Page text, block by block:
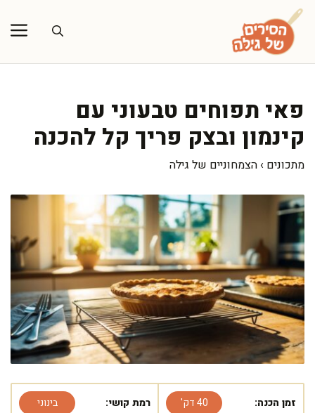
לדלג
לתוכן
פאי תפוחים טבעוני עם
קינמון ובצק פריך קל להכנה
מתכונים › הצמחוניים של גילה
זמן הכנה: 40 דק' רמת קושי: בינוני